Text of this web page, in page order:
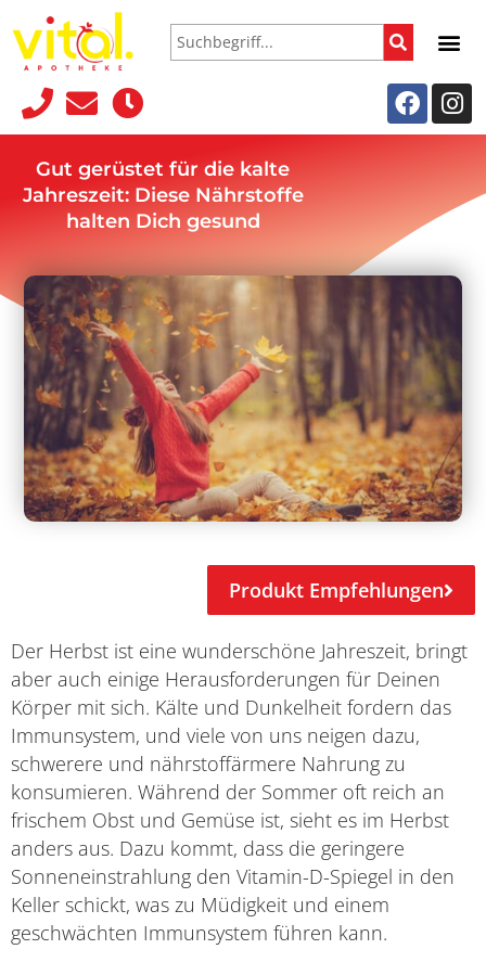
Gut gerüstet für die kalte
Jahreszeit: Diese Nährstoffe
halten Dich gesund
Produkt Empfehlungen
Der Herbst ist eine wunderschöne Jahreszeit, bringt
aber auch einige Herausforderungen für Deinen
Körper mit sich. Kälte und Dunkelheit fordern das
Immunsystem, und viele von uns neigen dazu,
schwerere und nährstoffärmere Nahrung zu
konsumieren. Während der Sommer oft reich an
frischem Obst und Gemüse ist, sieht es im Herbst
anders aus. Dazu kommt, dass die geringere
Sonneneinstrahlung den Vitamin-D-Spiegel in den
Keller schickt, was zu Müdigkeit und einem
geschwächten Immunsystem führen kann.